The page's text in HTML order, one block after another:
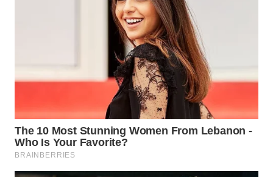
LAWAS
WN
SUMEDANG
WN
CIANJUR